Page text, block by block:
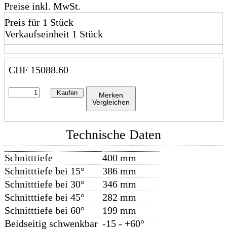
Preise inkl. MwSt.
Preis für 1 Stück
Verkaufseinheit 1 Stück
CHF 15088.60
Kaufen
Merken
Vergleichen
Technische Daten
Schnitttiefe
400 mm
Schnitttiefe bei 15°
386 mm
Schnitttiefe bei 30°
346 mm
Schnitttiefe bei 45°
282 mm
Schnitttiefe bei 60°
199 mm
Beidseitig schwenkbar -15 - +60°